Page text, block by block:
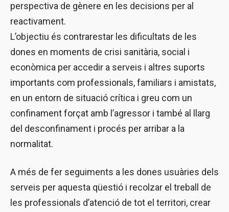
perspectiva de gènere en les decisions per al
reactivament.
L’objectiu és contrarestar les dificultats de les
dones en moments de crisi sanitària, social i
econòmica per accedir a serveis i altres suports
importants com professionals, familiars i amistats,
en un entorn de situació crítica i greu com un
confinament forçat amb l’agressor i també al llarg
del desconfinament i procés per arribar a la
normalitat.
A més de fer seguiments a les dones usuàries dels
serveis per aquesta qüestió i recolzar el treball de
les professionals d’atenció de tot el territori, crear